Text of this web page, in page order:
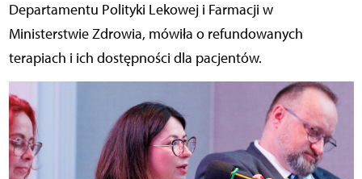
Departamentu Polityki Lekowej i Farmacji w
Ministerstwie Zdrowia, mówiła o refundowanych
terapiach i ich dostępności dla pacjentów.